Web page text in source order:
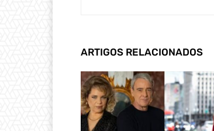
ARTIGOS RELACIONADOS